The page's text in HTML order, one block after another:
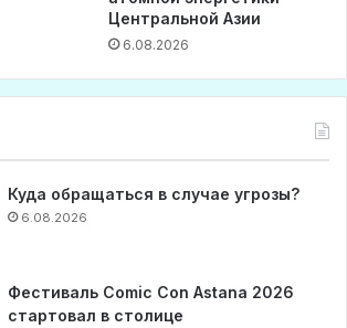
Центральной Азии
6.08.2026
Куда обращаться в случае угрозы?
6.08.2026
Фестиваль Comic Con Astana 2026
стартовал в столице